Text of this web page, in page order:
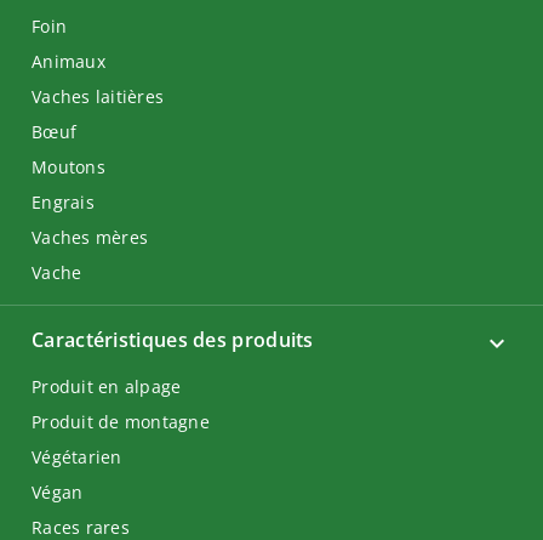
Foin
Animaux
Vaches laitières
Bœuf
Moutons
Engrais
Vaches mères
Vache
Caractéristiques des produits
Produit en alpage
Produit de montagne
Végétarien
Végan
Races rares